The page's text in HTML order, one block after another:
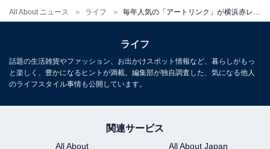
All About ニュース ライフ
ライフ
話題の生活雑貨やファッション、お出かけスポット情報など、暮らしがもっ
と楽しく、豊かになるヒントが満載。編集部が独自調査した、気になる他人
のライフスタイル事情も公開しています。
関連サービス
All About
All About Japan